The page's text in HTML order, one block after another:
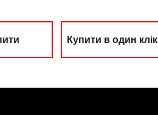
Купити в один клік